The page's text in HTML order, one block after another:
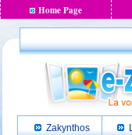
Home Page
Zakynthos